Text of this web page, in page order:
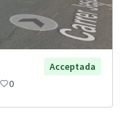
Acceptada
0